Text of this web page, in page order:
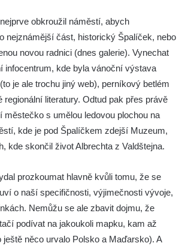
v kostele svatého Jiljí v
a galerie v České
Nový Bor
v Mimoni – Expedice
Doksy
Hynka Máchy v Doksech
dřevěných hraček DETOA
v Mostě
Františkovy Lázně
obkroužil náměstí, abych
nejznámější část, historický Špalíček, nebo
novou radnici (dnes galerie). Vynechat
infocentrum, kde byla vánoční výstava
je ale trochu jiný web), perníkový betlém
regionální literatury. Odtud pak přes právě
městečko s umělou ledovou plochou na
kde je pod Špalíčkem zdejší Muzeum,
kde skončil život Albrechta z Valdštejna.
prozkoumat hlavně kvůli tomu, že se
o naší specifičnosti, výjimečnosti vývoje,
Nemůžu se ale zbavit dojmu, že
podívat na jakoukoli mapku, kam až
ještě něco urvalo Polsko a Maďarsko). A